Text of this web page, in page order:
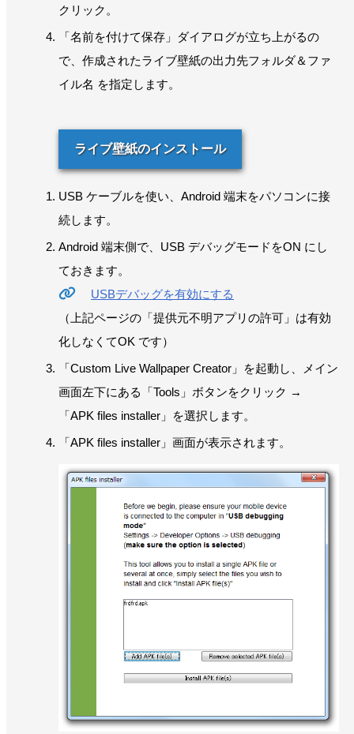
クリック。
「名前を付けて保存」ダイアログが立ち上がるの
で、作成されたライブ壁紙の出力先フォルダ＆ファ
イル名 を指定します。
ライブ壁紙のインストール
USB ケーブルを使い、Android 端末をパソコンに接
続します。
Android 端末側で、USB デバッグモードをON にし
ておきます。
USBデバッグを有効にする
（上記ページの「提供元不明アプリの許可」は有効
化しなくてOK です）
「Custom Live Wallpaper Creator」を起動し、メイン
画面左下にある「Tools」ボタンをクリック →
「APK files installer」を選択します。
「APK files installer」画面が表示されます。